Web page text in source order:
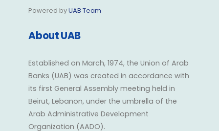
Powered byUAB Team
About UAB
Established on March, 1974, the Union of Arab
Banks (UAB) was created in accordance with
its first General Assembly meeting held in
Beirut, Lebanon, under the umbrella of the
Arab Administrative Development
Organization (AADO).